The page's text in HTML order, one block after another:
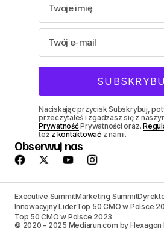
Naciskając przycisk Subskrybuj,
przeczytałeś i zgadzasz się z
PrywatnośćPrywatności oraz.
też z kontaktowaćz nami.
Obserwuj nas
Executive SummitMarketing Summit
Innowacyjny LiderTop 50 CMO w Polsce
Top 50 CMO w Polsce 2023
© 2020 - 2025 Mediarun.com by Hexagon